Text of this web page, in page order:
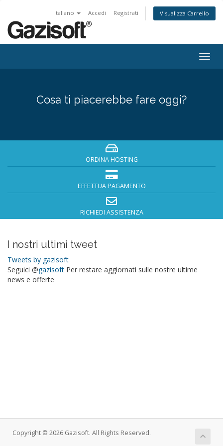
Italiano Accedi Registrati Visualizza Carrello
Cosa ti piacerebbe fare oggi?
ORDINA HOSTING
EFFETTUA PAGAMENTO
RICHIEDI ASSISTENZA
I nostri ultimi tweet
Tweets by gazisoft
Seguici @gazisoft Per restare aggiornati sulle nostre ultime
news e offerte
Copyright © 2026 Gazisoft. All Rights Reserved.